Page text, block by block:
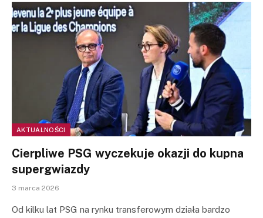
AKTUALNOŚCI
Cierpliwe PSG wyczekuje okazji do kupna
supergwiazdy
3 marca 2026
Od kilku lat PSG na rynku transferowym działa bardzo